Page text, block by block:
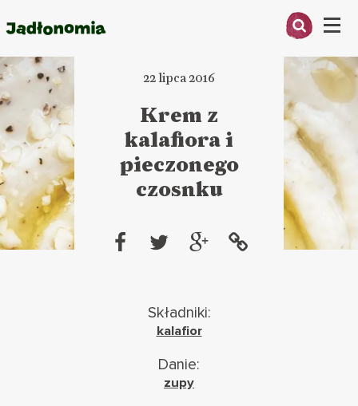
Menu
O MNIE
PRZEPISY
ARTYKUŁY
KSIĄŻKI
KONTAKT
22 lipca 2016
Krem z
kalafiora i
pieczonego
czosnku
Składniki:
kalafior
Danie:
zupy